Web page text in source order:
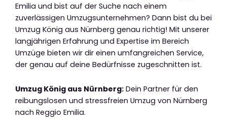
Emilia und bist auf der Suche nach einem
zuverlässigen Umzugsunternehmen? Dann bist du bei
Umzug König aus Nürnberg genau richtig! Mit unserer
langjährigen Erfahrung und Expertise im Bereich
Umzüge bieten wir dir einen umfangreichen Service,
der genau auf deine Bedürfnisse zugeschnitten ist.
Umzug König aus Nürnberg: Dein Partner für den
reibungslosen und stressfreien Umzug von Nürnberg
nach Reggio Emilia.